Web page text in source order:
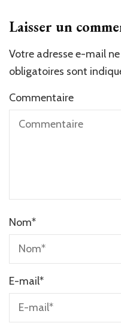
Laisser un
Votre adresse e-mail
obligatoires sont
Commentaire
Nom*
E-mail*
Alternative: